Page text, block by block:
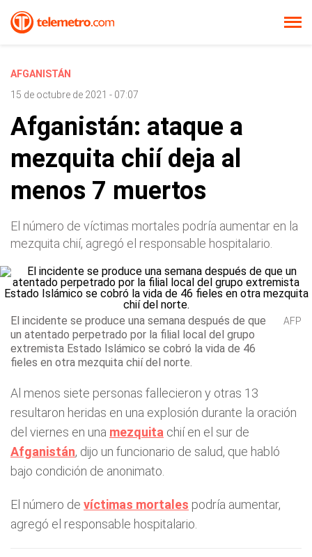
AFGANISTÁN
15 de octubre de 2021 - 07:07
Afganistán: ataque a
mezquita chií deja al
menos 7 muertos
El número de víctimas mortales podría aumentar en la
mezquita chií, agregó el responsable hospitalario.
El incidente se produce una semana después de que
un atentado perpetrado por la filial local del grupo
extremista Estado Islámico se cobró la vida de 46
fieles en otra mezquita chií del norte.
AFP
Al menos siete personas fallecieron y otras 13
resultaron heridas en una explosión durante la oración
del viernes en una mezquita chií en el sur de
Afganistán, dijo un funcionario de salud, que habló
bajo condición de anonimato.
El número de víctimas mortales podría aumentar,
agregó el responsable hospitalario.